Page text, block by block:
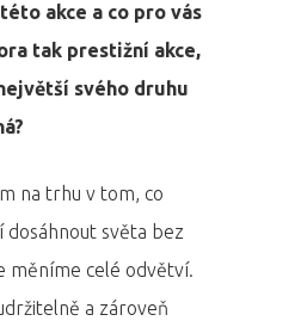
akce a co pro vás
tak prestižní akce,
svého druhu
na trhu v tom, co
dosáhnout světa bez
měníme celé odvětví.
a zároveň